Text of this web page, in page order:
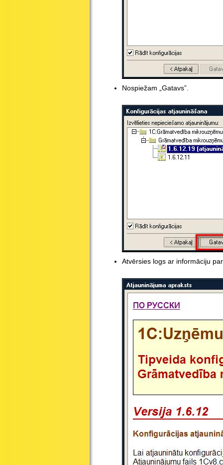
Nospiežam „Gatavs”.
Atvērsies logs ar informāciju